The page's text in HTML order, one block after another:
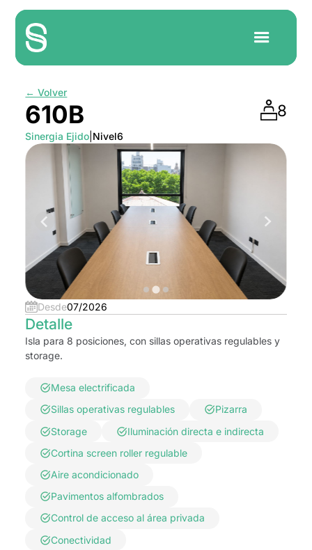
← Volver
610B
Sinergia Ejido Nivel6
8
Desde07/2026
Detalle
Isla para 8 posiciones, con sillas operativas regulables y
storage.
Mesa electrificada
Sillas operativas regulables
Pizarra
Storage
Iluminación directa e indirecta
Cortina screen roller regulable
Aire acondicionado
Pavimentos alfombrados
Control de acceso al área privada
Conectividad